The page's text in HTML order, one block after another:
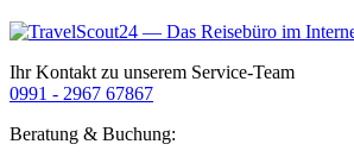
Ihr Kontakt zu unserem Service-Team
0991 - 2967 67867
Beratung & Buchung: